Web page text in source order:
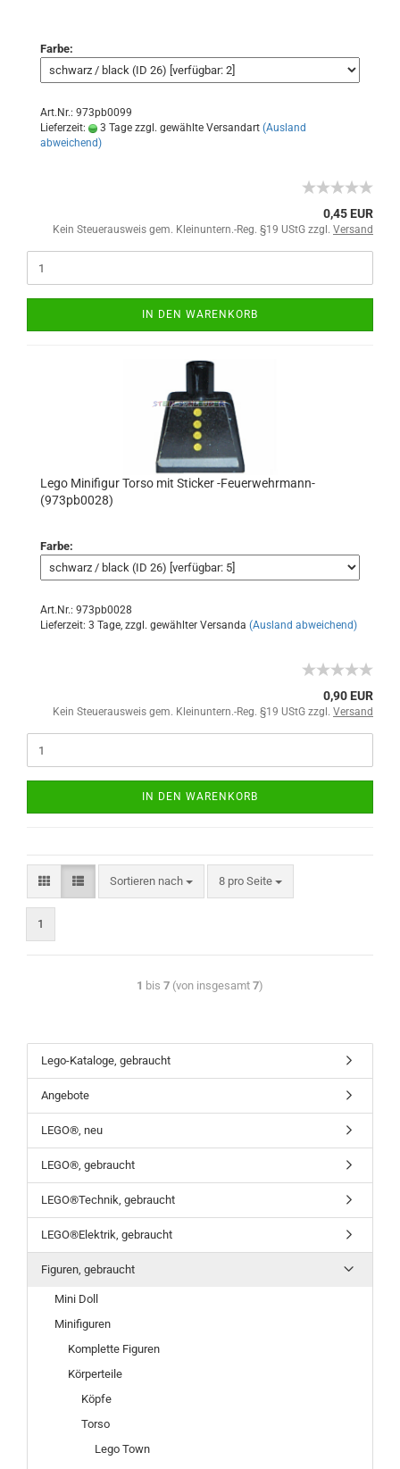
Farbe:
Art.Nr.: 973pb0099
Lieferzeit:
3 Tage zzgl. gewählte Versandart (Ausland
abweichend)
0,45 EUR
Kein Steuerausweis gem. Kleinuntern.-Reg. §19 UStG zzgl. Versand
IN DEN WARENKORB
Lego Minifigur Torso mit Sticker -Feuerwehrmann-
(973pb0028)
Farbe:
Art.Nr.: 973pb0028
Lieferzeit: 3 Tage, zzgl. gewählter Versanda (Ausland abweichend)
0,90 EUR
Kein Steuerausweis gem. Kleinuntern.-Reg. §19 UStG zzgl. Versand
IN DEN WARENKORB
Sortieren nach 8 pro Seite
1
1 bis 7 (von insgesamt 7)
Lego-Kataloge, gebraucht
Angebote
LEGO®, neu
LEGO®, gebraucht
LEGO®Technik, gebraucht
LEGO®Elektrik, gebraucht
Figuren, gebraucht
Mini Doll
Minifiguren
Komplette Figuren
Körperteile
Köpfe
Torso
Lego Town